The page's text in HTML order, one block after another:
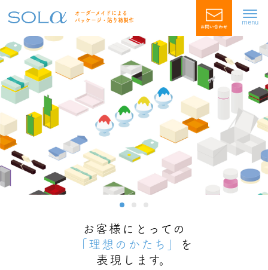
オーダーメイドによる
パッケージ・貼り箱製作
menu
お客様にとっての
「理想のかたち」
を
表現します。